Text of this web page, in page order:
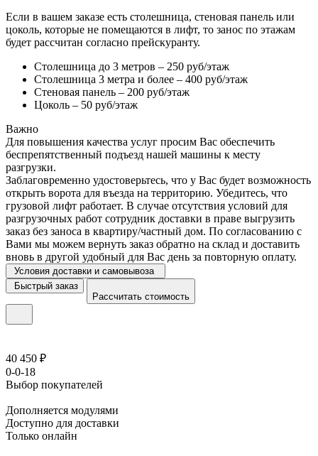
Если в вашем заказе есть столешница, стеновая панель или
цоколь, которые не помещаются в лифт, то занос по этажам
будет рассчитан согласно прейскуранту.
Столешница до 3 метров – 250 руб/этаж
Столешница 3 метра и более – 400 руб/этаж
Стеновая панель – 200 руб/этаж
Цоколь – 50 руб/этаж
Важно
Для повышения качества услуг просим Вас обеспечить
беспрепятственный подъезд нашей машины к месту
разгрузки.
Заблаговременно удостоверьтесь, что у Вас будет возможность
открыть ворота для въезда на территорию. Убедитесь, что
грузовой лифт работает. В случае отсутствия условий для
разгрузочных работ сотрудник доставки в праве выгрузить
заказ без заноса в квартиру/частный дом. По согласованию с
Вами мы можем вернуть заказ обратно на склад и доставить
вновь в другой удобный для Вас день за повторную оплату.
Условия доставки и самовывоза
Быстрый заказ
Рассчитать стоимость
40 450 ₽
0-0-18
Выбор покупателей
Дополняется модулями
Доступно для доставки
Только онлайн